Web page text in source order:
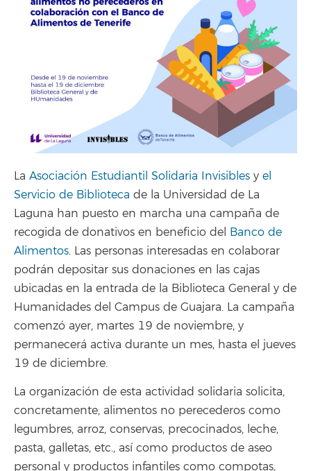
La Asociación Estudiantil Solidaria Invisibles y el
Servicio de Biblioteca de la Universidad de La
Laguna han puesto en marcha una campaña de
recogida de donativos en beneficio del Banco de
Alimentos. Las personas interesadas en colaborar
podrán depositar sus donaciones en las cajas
ubicadas en la entrada de la Biblioteca General y de
Humanidades del Campus de Guajara. La campaña
comenzó ayer, martes 19 de noviembre, y
permanecerá activa durante un mes, hasta el jueves
19 de diciembre.
La organización de esta actividad solidaria solicita,
concretamente, alimentos no perecederos como
legumbres, arroz, conservas, precocinados, leche,
pasta, galletas, etc., así como productos de aseo
personal y productos infantiles como compotas,